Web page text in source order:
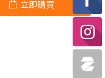
立即購買